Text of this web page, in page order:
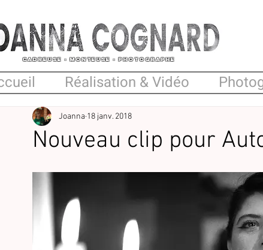
CADREUSE - MONTEUSE - Photographe
Réalisation & Vidéo
Nouveau clip pour
Joanna 18 janv. 2018